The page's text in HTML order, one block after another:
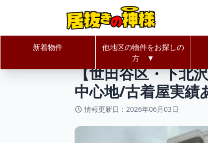
新着物件
他地区の物件をお探しの
方 ▼
居抜きの神様Home 東京都
【世田谷区・下北
中心地/古着屋実績
情報更新日：2026年06月03日